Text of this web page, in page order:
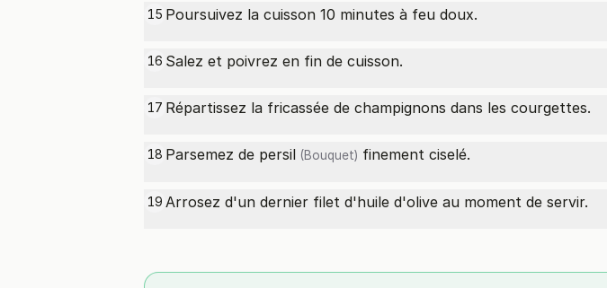
15 Poursuivez la cuisson 10 minutes à feu doux.
16 Salez et poivrez en fin de cuisson.
17 Répartissez la fricassée de champignons dans les courgettes.
18 Parsemez de persil (Bouquet) finement ciselé.
19 Arrosez d'un dernier filet d'huile d'olive au moment de servir.